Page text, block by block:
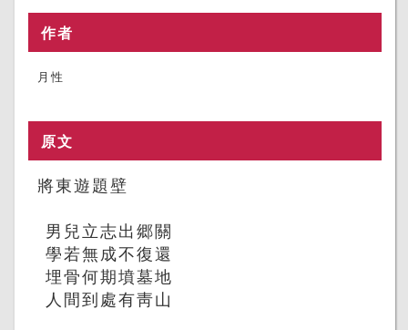
作者
月性
原文
將東遊題壁
男兒立志出郷關
學若無成不復還
埋骨何期墳墓地
人間到處有靑山